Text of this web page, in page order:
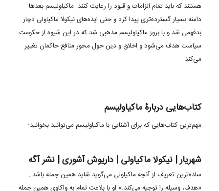
هستند که باید تمام الزامات و قیود را رعایت کنند. ماکیاولیسم بعدها
دامنه بسیار گسترده‌تری پیدا کرد و حتی ایده‌های نیکولا ماکیاولی دچار
بدفهمی شد و با بروز ماکیاولیسم مذهبی شد که در این شیوه از حکومت
سیاست هدف می‌شود و اخلاق و دین حول محور منافع حاکمان تغییر
می‌کند.